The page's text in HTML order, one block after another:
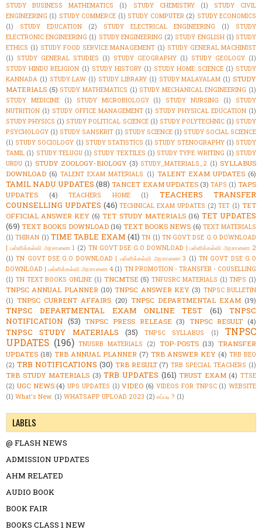
STUDY BUSINESS MATHEMATICS (1) STUDY CHEMISTRY (1)
STUDY CIVIL
ENGINEERING (1) STUDY COMMERCE (1) STUDY COMPUTER (2) STUDY ECONOMICS
(1)
STUDY EDUCATION (2) STUDY ELECTRICAL ENGINEERING (1)
STUDY
ELECTRONIC ENGINEERING (1) STUDY ENGINEERING (2) STUDY ENGLISH (1) STUDY
ETHICS (1) STUDY FOOD SERVICE MANAGEMENT (1) STUDY GENERAL MACHINIST
(1) STUDY GENERAL STUDIES (1) STUDY GEOGRAPHY (1) STUDY GEOLOGY (1)
STUDY HINDU RELIGION (1) STUDY HISTORY (1) STUDY HOME SCIENCE (1) STUDY
KANNADA (1) STUDY LAW (1) STUDY LIBRARY (1) STUDY MALAYALAM (1) STUDY
MATERIALS (5) STUDY MATHEMATICS (1) STUDY MECHANICAL ENGINEERING (1)
STUDY MEDICINE
(1) STUDY MICROBIOLOGY (1) STUDY NURSING (1)
STUDY
NUTRITION (1) STUDY OFFICE MANAGEMENT (1) STUDY PHYSICAL EDUCATION (1)
STUDY PHYSICS (1) STUDY POLITICAL SCIENCE (1) STUDY POLYTECHNIC (1) STUDY
PSYCHOLOGY (1) STUDY SANSKRIT (1) STUDY SCIENCE (1) STUDY SOCIAL SCIENCE
(1) STUDY SOCIOLOGY (1) STUDY STATISTICS (1) STUDY STENOGRAPHY (1) STUDY
TAMIL (1) STUDY TELUGU (1) STUDY TEXTILES (1) STUDY TYPE WRITING (1) STUDY
URDU (1) STUDY ZOOLOGY-BIOLOGY (3) STUDY_MATERIALS_2 (1) SYLLABUS
DOWNLOAD (6) TALENT EXAM MATERIALS (1) TALENT EXAM UPDATES (6)
TAMIL NADU UPDATES (88) TANCET EXAM UPDATES (3) TAPS (1) TAPS
UPDATES
(4) TEACHERS HOME (1)
TEACHERS TRANSFER
COUNSELLING UPDATES (46) TECHNICAL EXAM UPDATES (2) TET (1) TET
OFFICIAL ANSWER KEY (6) TET STUDY MATERIALS (16) TET UPDATES
(69) TEXT BOOKS DOWNLOAD (16) TEXT BOOKS NEWS (6) TEXT MATERIALS
(1) THIRAN (1) TIME TABLE EXAM (41) TN (1) TN GOVT DSE G.O DOWNLOAD
| பள்ளிக்கல்வி அரசாணை 1 (2) TN GOVT DSE G.O DOWNLOAD | பள்ளிக்கல்வி அரசாணை 2
(1) TN GOVT DSE G.O DOWNLOAD | பள்ளிக்கல்வி அரசாணை 3 (1) TN GOVT DSE G.O
DOWNLOAD | பள்ளிக்கல்வி அரசாணை 4 (1) TN PROMOTION - TRANSFER - COUSELLING
(1) TN TEXT BOOKS ONLINE (1) TNCMTSE (5) TNFUSRC MATERIALS (1) TNPS (1)
TNPSC ANNUAL PLANNER (10) TNPSC ANSWER KEY (3) TNPSC BULLETIN
(1) TNPSC CURRENT AFFAIRS (20) TNPSC DEPARTMENTAL EXAM (19)
TNPSC DEPARTMENTAL EXAM ONLINE TEST (61)
TNPSC
NOTIFICATION (53) TNPSC PRESS RELEASE (3) TNPSC RESULT (4)
TNPSC STUDY MATERIALS (35) TNPSC SYLLABUS (1)
TNPSC
UPDATES (196) TNUSRB MATERIALS (2) TOP-POSTS (13) TRANSFER
UPDATES (18) TRB ANNUAL PLANNER (7) TRB ANSWER KEY (4) TRB BEO
(2) TRB NOTIFICATIONS (30) TRB RESULT (7) TRB SPECIAL TEACHERS (1)
TRB STUDY MATERIALS (3) TRB UPDATES (161) TRUST EXAM (4) TTSE
(2) UGC NEWS (4) UPS UPDATES (1) VIDEO (6) VIDEOS FOR TNPSC (1) WEBSITE
(1) What's New. (1) WHATSAPP UPLOAD 2023 (2) எப்படி ? (1)
LABELS
@ FLASH NEWS
ADMISSION UPDATES
AHM RELATED
AUDIO BOOK
BOOK FAIR
BOOKS CLASS 1 NEW